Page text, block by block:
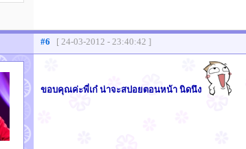
#6 [ 24-03-2012 - 23:40:42 ]
ขอบคุณค่ะพี่เก๋ น่าจะสปอยตอนหน้า นิดนึง